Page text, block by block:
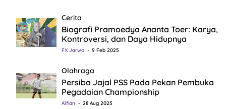
Cerita
Biografi Pramoedya Ananta Toer: Karya,
Kontroversi, dan Daya Hidupnya
FX Jarwo 9 Feb 2025
Olahraga
Persiba Jajal PSS Pada Pekan Pembuka
Pegadaian Championship
Alfian 28 Aug 2025